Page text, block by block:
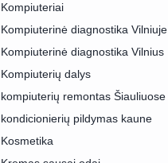
Kompiuteriai
Kompiuterinė diagnostika Vilniuje
Kompiuterinė diagnostika Vilnius
Kompiuterių dalys
kompiuterių remontas Šiauliuose
kondicionierių pildymas kaune
Kosmetika